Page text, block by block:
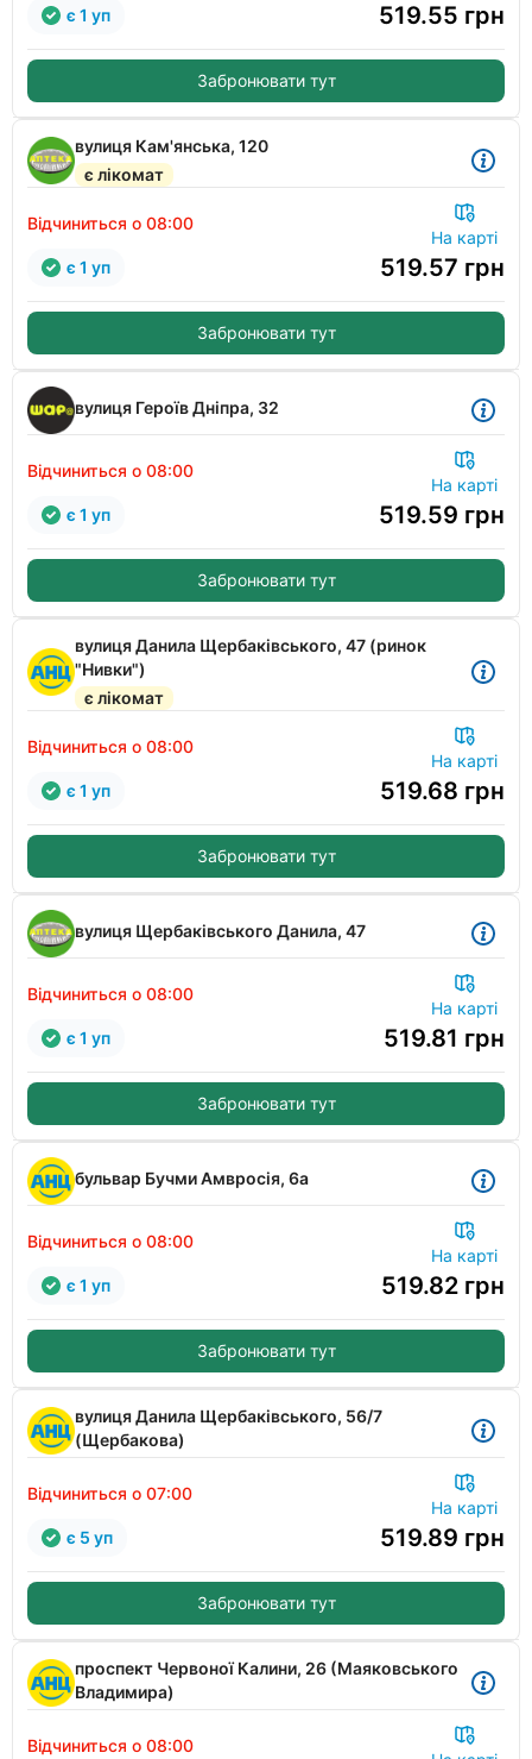
519.55 грн
є 1 уп
Забронювати тут
вулиця Кам'янська, 120
є лікомат
Відчиниться о 08:00
На карті
519.57 грн
є 1 уп
Забронювати тут
вулиця Героїв Дніпра, 32
Відчиниться о 08:00
На карті
519.59 грн
є 1 уп
Забронювати тут
вулиця Данила Щербаківського, 47 (ринок
"Нивки")
є лікомат
Відчиниться о 08:00
На карті
519.68 грн
є 1 уп
Забронювати тут
вулиця Щербаківського Данила, 47
Відчиниться о 08:00
На карті
519.81 грн
є 1 уп
Забронювати тут
бульвар Бучми Амвросія, 6а
Відчиниться о 08:00
На карті
519.82 грн
є 1 уп
Забронювати тут
вулиця Данила Щербаківського, 56/7
(Щербакова)
Відчиниться о 07:00
На карті
519.89 грн
є 5 уп
Забронювати тут
проспект Червоної Калини, 26 (Маяковського
Владимира)
Відчиниться о 08:00